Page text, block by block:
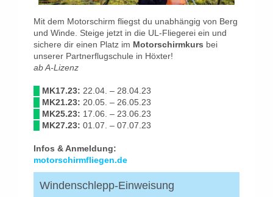
Mit dem Motorschirm fliegst du unabhängig von Berg
und Winde. Steige jetzt in die UL-Fliegerei ein und
sichere dir einen Platz im Motorschirmkurs bei
unserer Partnerflugschule in Höxter!
ab A-Lizenz
MK17.23: 22.04. – 28.04.23
MK21.23: 20.05. – 26.05.23
MK25.23: 17.06. – 23.06.23
MK27.23: 01.07. – 07.07.23
Infos & Anmeldung:
motorschirmfliegen.de
Windenschlepp-Einweisung